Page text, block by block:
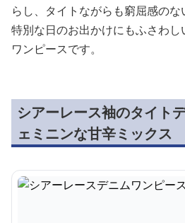
らし、タイトながらも窮屈感のな
特別な日のお出かけにもふさわ
ワンピースです。
シアーレース袖のタイト
ェミニンな甘辛ミックス